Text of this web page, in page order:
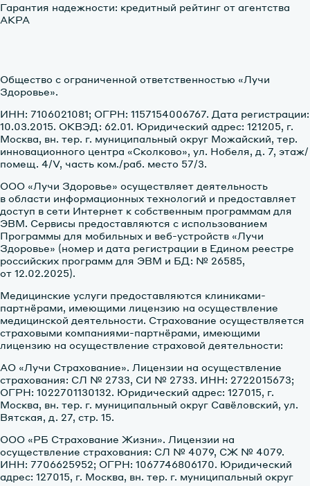
Гарантия надежности: кредитный рейтинг от агентства
АКРА
Общество с ограниченной ответственностью «Лучи
Здоровье».
ИНН: 7106021081; ОГРН: 1157154006767. Дата регистрации:
10.03.2015. ОКВЭД: 62.01. Юридический адрес: 121205, г.
Москва, вн. тер. г. муниципальный округ Можайский, тер.
инновационного центра «Сколково», ул. Нобеля, д. 7, этаж/
помещ. 4/V, часть ком./раб. место 57/3.
ООО «Лучи Здоровье» осуществляет деятельность
в области информационных технологий и предоставляет
доступ в сети Интернет к собственным программам для
ЭВМ. Сервисы предоставляются с использованием
Программы для мобильных и веб-устройств «Лучи
Здоровье» (номер и дата регистрации в Едином реестре
российских программ для ЭВМ и БД: № 26585,
от 12.02.2025).
Медицинские услуги предоставляются клиниками-
партнёрами, имеющими лицензию на осуществление
медицинской деятельности. Страхование осуществляется
страховыми компаниями-партнёрами, имеющими
лицензию на осуществление страховой деятельности:
АО «Лучи Страхование». Лицензии на осуществление
страхования: СЛ № 2733, CИ № 2733. ИНН: 2722015673;
ОГРН: 1022701130132. Юридический адрес: 127015, г.
Москва, вн. тер. г. муниципальный округ Савёловский, ул.
Вятская, д. 27, стр. 15.
ООО «РБ Страхование Жизни». Лицензии на
осуществление страхования: СЛ № 4079, СЖ № 4079.
ИНН: 7706625952; ОГРН: 1067746806170. Юридический
адрес: 127015, г. Москва, вн. тер. г. муниципальный округ